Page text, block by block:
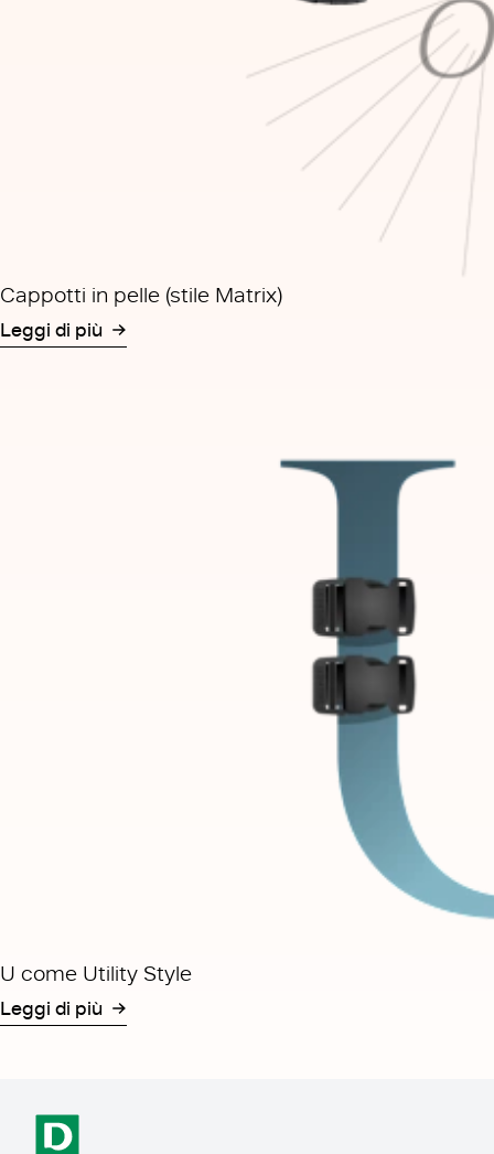
Cappotti in pelle (stile Matrix)
Leggi di più
U come Utility Style
Leggi di più